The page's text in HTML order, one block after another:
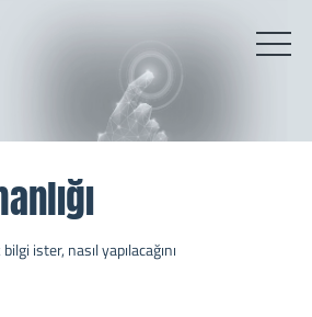
ister, nasıl yapılacağını